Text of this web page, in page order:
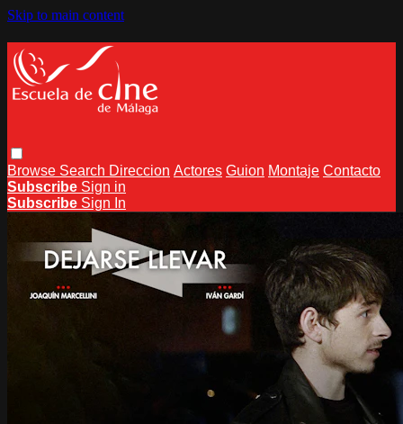
Skip to main content
Browse Search Direccion Actores Guion Montaje Contacto
Subscribe Sign in
Subscribe Sign In